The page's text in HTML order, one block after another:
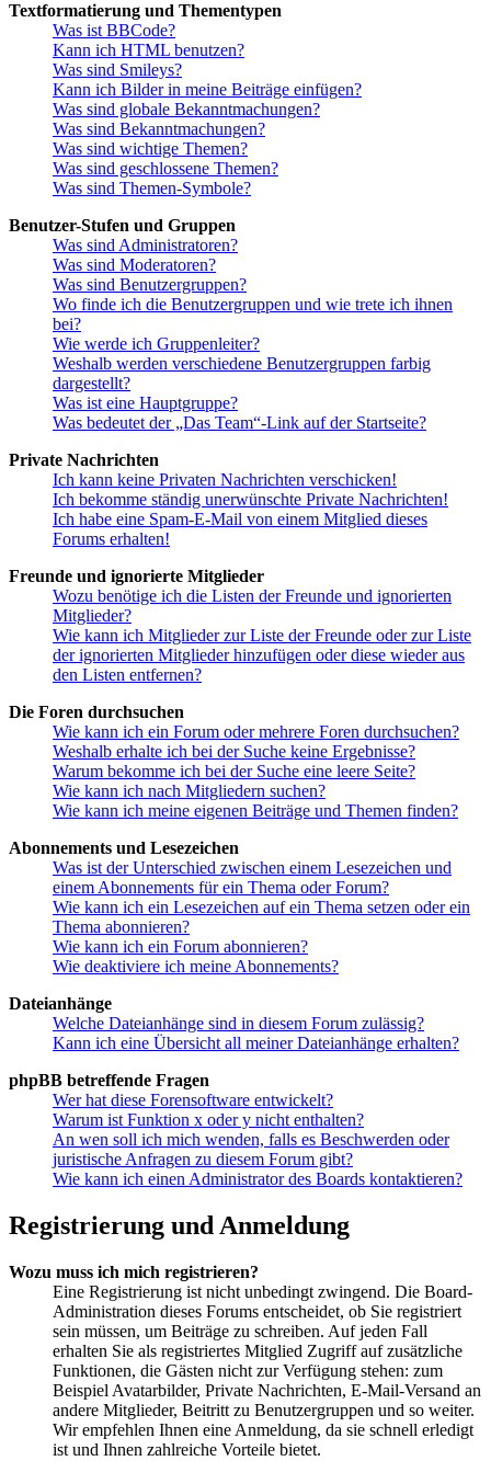
Textformatierung und Thementypen
Was ist BBCode?
Kann ich HTML benutzen?
Was sind Smileys?
Kann ich Bilder in meine Beiträge einfügen?
Was sind globale Bekanntmachungen?
Was sind Bekanntmachungen?
Was sind wichtige Themen?
Was sind geschlossene Themen?
Was sind Themen-Symbole?
Benutzer-Stufen und Gruppen
Was sind Administratoren?
Was sind Moderatoren?
Was sind Benutzergruppen?
Wo finde ich die Benutzergruppen und wie trete ich ihnen
bei?
Wie werde ich Gruppenleiter?
Weshalb werden verschiedene Benutzergruppen farbig
dargestellt?
Was ist eine Hauptgruppe?
Was bedeutet der „Das Team“-Link auf der Startseite?
Private Nachrichten
Ich kann keine Privaten Nachrichten verschicken!
Ich bekomme ständig unerwünschte Private Nachrichten!
Ich habe eine Spam-E-Mail von einem Mitglied dieses
Forums erhalten!
Freunde und ignorierte Mitglieder
Wozu benötige ich die Listen der Freunde und ignorierten
Mitglieder?
Wie kann ich Mitglieder zur Liste der Freunde oder zur Liste
der ignorierten Mitglieder hinzufügen oder diese wieder aus
den Listen entfernen?
Die Foren durchsuchen
Wie kann ich ein Forum oder mehrere Foren durchsuchen?
Weshalb erhalte ich bei der Suche keine Ergebnisse?
Warum bekomme ich bei der Suche eine leere Seite?
Wie kann ich nach Mitgliedern suchen?
Wie kann ich meine eigenen Beiträge und Themen finden?
Abonnements und Lesezeichen
Was ist der Unterschied zwischen einem Lesezeichen und
einem Abonnements für ein Thema oder Forum?
Wie kann ich ein Lesezeichen auf ein Thema setzen oder ein
Thema abonnieren?
Wie kann ich ein Forum abonnieren?
Wie deaktiviere ich meine Abonnements?
Dateianhänge
Welche Dateianhänge sind in diesem Forum zulässig?
Kann ich eine Übersicht all meiner Dateianhänge erhalten?
phpBB betreffende Fragen
Wer hat diese Forensoftware entwickelt?
Warum ist Funktion x oder y nicht enthalten?
An wen soll ich mich wenden, falls es Beschwerden oder
juristische Anfragen zu diesem Forum gibt?
Wie kann ich einen Administrator des Boards kontaktieren?
Registrierung und Anmeldung
Wozu muss ich mich registrieren?
Eine Registrierung ist nicht unbedingt zwingend. Die Board-
Administration dieses Forums entscheidet, ob Sie registriert
sein müssen, um Beiträge zu schreiben. Auf jeden Fall
erhalten Sie als registriertes Mitglied Zugriff auf zusätzliche
Funktionen, die Gästen nicht zur Verfügung stehen: zum
Beispiel Avatarbilder, Private Nachrichten, E-Mail-Versand an
andere Mitglieder, Beitritt zu Benutzergruppen und so weiter.
Wir empfehlen Ihnen eine Anmeldung, da sie schnell erledigt
ist und Ihnen zahlreiche Vorteile bietet.